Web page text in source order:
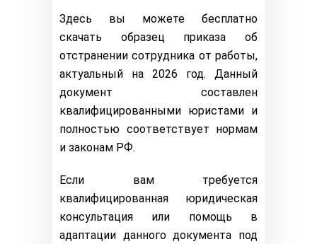
Здесь вы можете бесплатно
скачать образец приказа об
отстранении сотрудника от работы,
актуальный на 2026 год. Данный
документ составлен
квалифицированными юристами и
полностью соответствует нормам
и законам РФ.
Если вам требуется
квалифицированная юридическая
консультация или помощь в
адаптации данного документа под